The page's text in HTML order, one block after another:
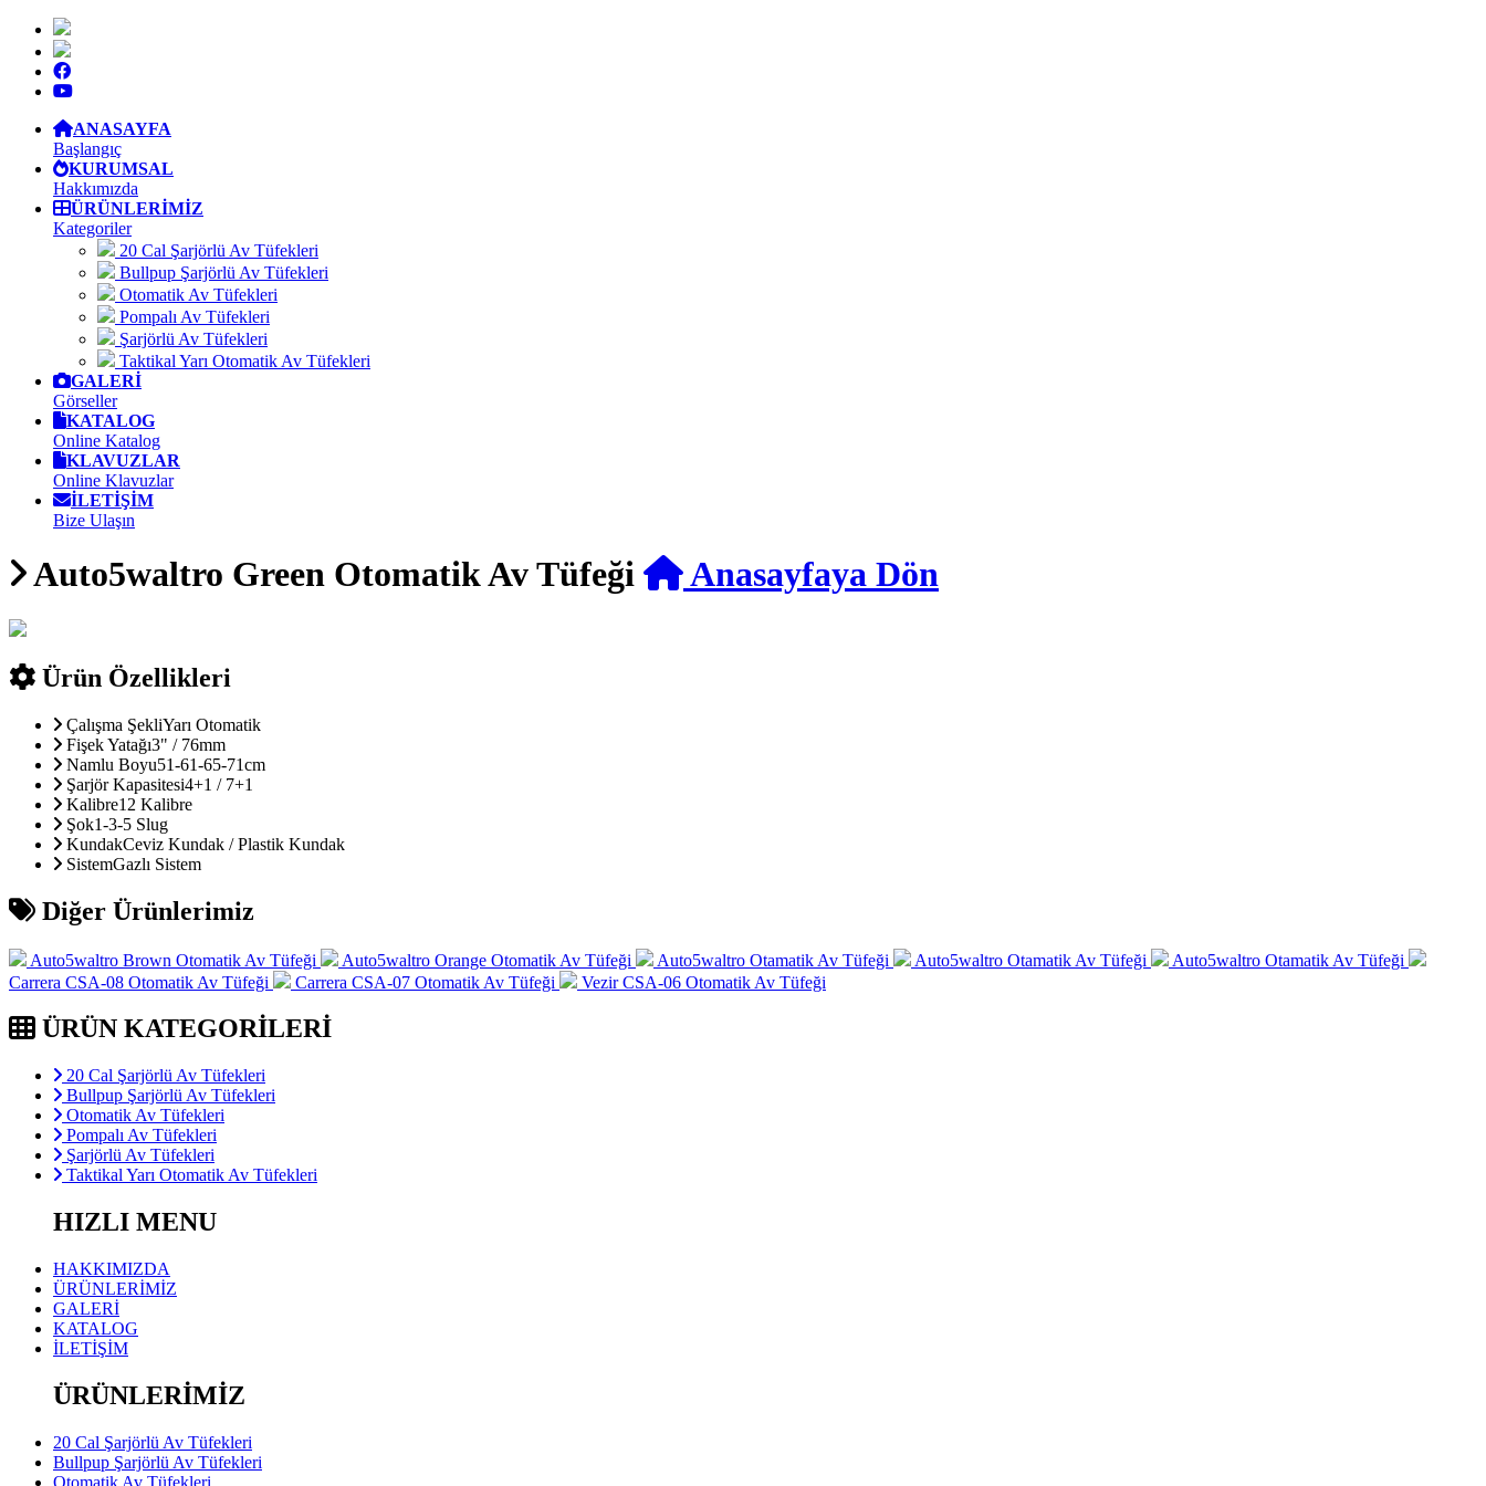
ANASAYFA
Başlangıç
KURUMSAL
Hakkımızda
ÜRÜNLERİMİZ
Kategoriler
20 Cal Şarjörlü Av Tüfekleri
Bullpup Şarjörlü Av Tüfekleri
Otomatik Av Tüfekleri
Pompalı Av Tüfekleri
Şarjörlü Av Tüfekleri
Taktikal Yarı Otomatik Av Tüfekleri
GALERİ
Görseller
KATALOG
Online Katalog
KLAVUZLAR
Online Klavuzlar
İLETİŞİM
Bize Ulaşın
Auto5waltro Green Otomatik Av Tüfeği Anasayfaya Dön
Ürün Özellikleri
Çalışma ŞekliYarı Otomatik
Fişek Yatağı3" / 76mm
Namlu Boyu51-61-65-71cm
Şarjör Kapasitesi4+1 / 7+1
Kalibre12 Kalibre
Şok1-3-5 Slug
KundakCeviz Kundak / Plastik Kundak
SistemGazlı Sistem
Diğer Ürünlerimiz
Auto5waltro Brown Otomatik Av Tüfeği Auto5waltro Orange Otomatik Av Tüfeği Auto5waltro Otamatik Av Tüfeği Auto5waltro Otamatik Av Tüfeği
Auto5waltro Otamatik Av Tüfeği
Carrera CSA-08 Otomatik Av Tüfeği
Carrera CSA-07 Otomatik Av Tüfeği Vezir CSA-06 Otomatik Av Tüfeği
ÜRÜN KATEGORİLERİ
20 Cal Şarjörlü Av Tüfekleri
Bullpup Şarjörlü Av Tüfekleri
Otomatik Av Tüfekleri
Pompalı Av Tüfekleri
Şarjörlü Av Tüfekleri
Taktikal Yarı Otomatik Av Tüfekleri
HIZLI MENU
HAKKIMIZDA
ÜRÜNLERİMİZ
GALERİ
KATALOG
İLETİŞİM
ÜRÜNLERİMİZ
20 Cal Şarjörlü Av Tüfekleri
Bullpup Şarjörlü Av Tüfekleri
Otomatik Av Tüfekleri